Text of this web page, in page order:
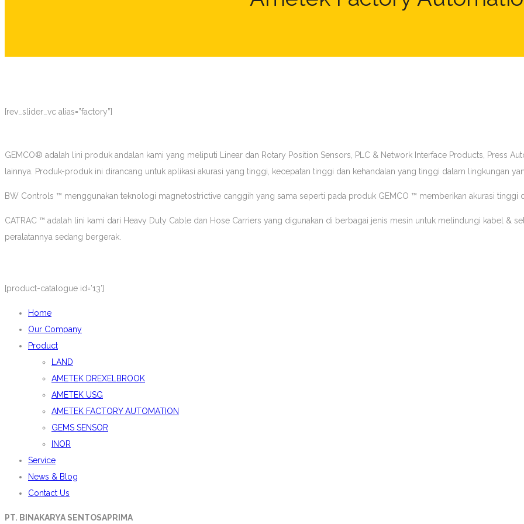
[rev_slider_vc alias=”factory”]
GEMCO® adalah lini produk andalan kami yang meliputi Linear dan Rotary Position Sensors, PLC & Network Interface Products, Press
lainnya. Produk-produk ini dirancang untuk aplikasi akurasi yang tinggi, kecepatan tinggi dan kehandalan yang tinggi dalam lingkungan
BW Controls ™ menggunakan teknologi magnetostrictive canggih yang sama seperti pada produk GEMCO ™ memberikan akurasi tinggi
CATRAC ™ adalah lini kami dari Heavy Duty Cable dan Hose Carriers yang digunakan di berbagai jenis mesin untuk melindungi kabel &
peralatannya sedang bergerak.
[product-catalogue id=’13’]
Home
Our Company
Product
LAND
AMETEK DREXELBROOK
AMETEK USG
AMETEK FACTORY AUTOMATION
GEMS SENSOR
INOR
Service
News & Blog
Contact Us
PT. BINAKARYA SENTOSAPRIMA